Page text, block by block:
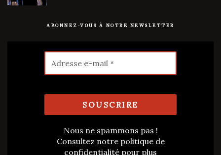
ABONNEZ-VOUS À NOTRE NEWSLETTER
Nous ne spammons pas !
Consultez notre politique de
confidentialité pour plus